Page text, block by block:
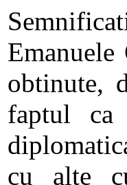
Emanuele
obtinute,
faptul ca
cu alte